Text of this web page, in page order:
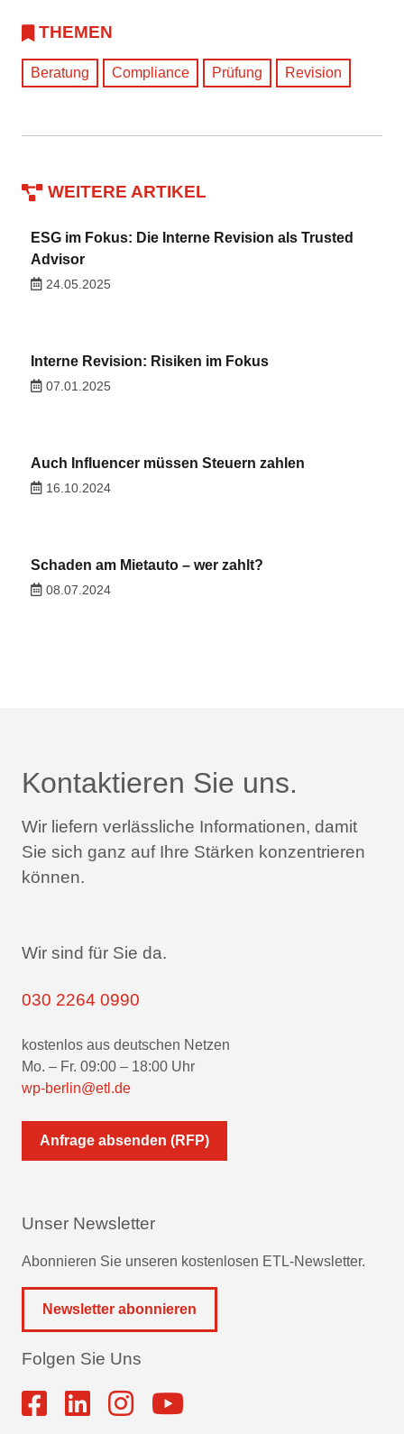
THEMEN
Beratung Compliance Prüfung Revision
WEITERE ARTIKEL
ESG im Fokus: Die Interne Revision als Trusted
Advisor
24.05.2025
Interne Revision: Risiken im Fokus
07.01.2025
Auch Influencer müssen Steuern zahlen
16.10.2024
Schaden am Mietauto – wer zahlt?
08.07.2024
Kontaktieren Sie uns.
Wir liefern verlässliche Informationen, damit
Sie sich ganz auf Ihre Stärken konzentrieren
können.
Wir sind für Sie da.
030 2264 0990
kostenlos aus deutschen Netzen
Mo. – Fr. 09:00 – 18:00 Uhr
wp-berlin@etl.de
Anfrage absenden (RFP)
Unser Newsletter
Abonnieren Sie unseren kostenlosen ETL-Newsletter.
Newsletter abonnieren
Folgen Sie Uns